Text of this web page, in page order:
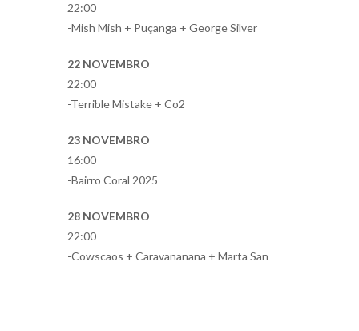
22:00
-Mish Mish + Puçanga + George Silver
22 NOVEMBRO
22:00
-Terrible Mistake + Co2
23 NOVEMBRO
16:00
-Bairro Coral 2025
28 NOVEMBRO
22:00
-Cowscaos + Caravananana + Marta San